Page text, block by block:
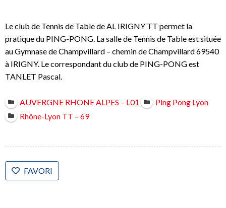
Le club de Tennis de Table de AL IRIGNY TT permet la
pratique du PING-PONG. La salle de Tennis de Table est située
au Gymnase de Champvillard – chemin de Champvillard 69540
à IRIGNY. Le correspondant du club de PING-PONG est
TANLET Pascal.
AUVERGNE RHONE ALPES – L01
Ping Pong Lyon
Rhône-Lyon TT – 69
FAVORI